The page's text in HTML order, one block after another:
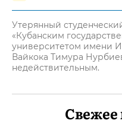
Утерянный
«Кубанским
университетом имени
Вайкока Тимура
недействительным.
Свежее